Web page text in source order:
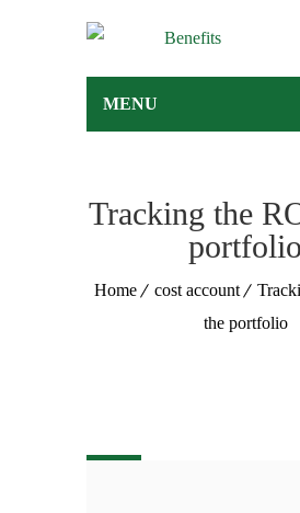
MENU
Tracking the
portfolio
Home cost account
the portfolio